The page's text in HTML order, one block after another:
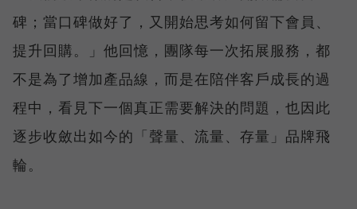
碑；當口碑做好了，又開始思考如何留下會員、
提升回購。」他回憶，團隊每一次拓展服務，都
不是為了增加產品線，而是在陪伴客戶成長的過
程中，看見下一個真正需要解決的問題，也因此
逐步收斂出如今的「聲量、流量、存量」品牌飛
輪。